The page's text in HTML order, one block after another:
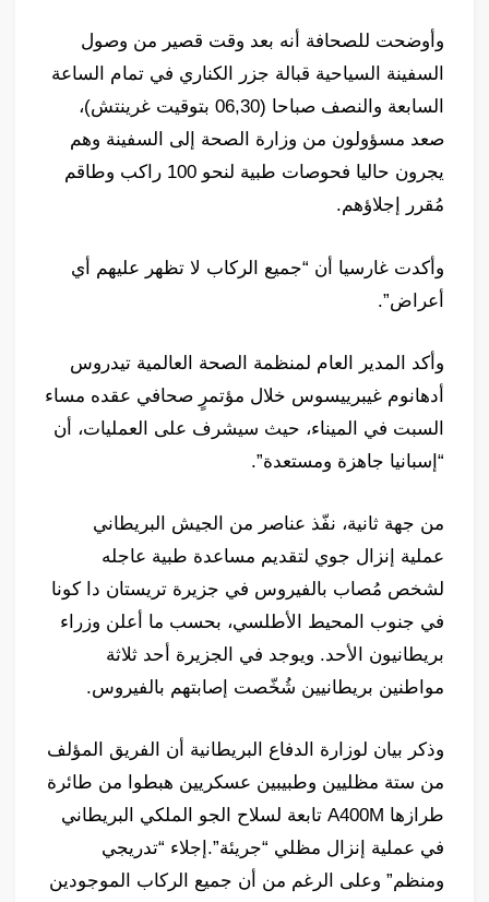
وأوضحت للصحافة أنه بعد وقت قصير من وصول
السفينة السياحية قبالة جزر الكناري في تمام الساعة
السابعة والنصف صباحا (06,30 بتوقيت غرينتش)،
صعد مسؤولون من وزارة الصحة إلى السفينة وهم
يجرون حاليا فحوصات طبية لنحو 100 راكب وطاقم
مُقرر إجلاؤهم.
وأكدت غارسيا أن “جميع الركاب لا تظهر عليهم أي
أعراض”.
وأكد المدير العام لمنظمة الصحة العالمية تيدروس
أدهانوم غيبرييسوس خلال مؤتمرٍ صحافي عقده مساء
السبت في الميناء، حيث سيشرف على العمليات، أن
“إسبانيا جاهزة ومستعدة”.
من جهة ثانية، نفّذ عناصر من الجيش البريطاني
عملية إنزال جوي لتقديم مساعدة طبية عاجله
لشخص مُصاب بالفيروس في جزيرة تريستان دا كونا
في جنوب المحيط الأطلسي، بحسب ما أعلن وزراء
بريطانيون الأحد. ويوجد في الجزيرة أحد ثلاثة
مواطنين بريطانيين شُخّصت إصابتهم بالفيروس.
وذكر بيان لوزارة الدفاع البريطانية أن الفريق المؤلف
من ستة مظليين وطبيبين عسكريين هبطوا من طائرة
طرازها A400M تابعة لسلاح الجو الملكي البريطاني
في عملية إنزال مظلي “جريئة”.إجلاء “تدريجي
ومنظم” وعلى الرغم من أن جميع الركاب الموجودين